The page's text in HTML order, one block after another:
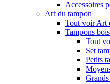
Accessoires
Art du tampon
Tout voir Art
Tampons bois
Tout
Set
Petits